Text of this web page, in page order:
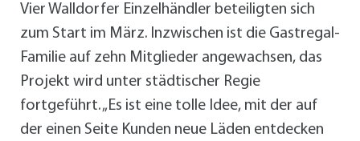
Vier Walldorfer Einzelhändler beteiligten sich
zum Start im März. Inzwischen ist die Gastregal-
Familie auf zehn Mitglieder angewachsen, das
Projekt wird unter städtischer Regie
fortgeführt. „Es ist eine tolle Idee, mit der auf
der einen Seite Kunden neue Läden entdecken